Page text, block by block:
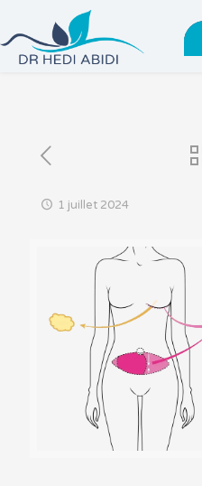
1 juillet 2024